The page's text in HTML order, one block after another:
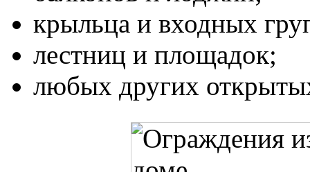
крыльца и входных
лестниц и площадок;
любых других